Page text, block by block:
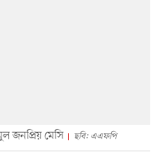
জনপ্রিয় মেসি ছবি: এএফপি